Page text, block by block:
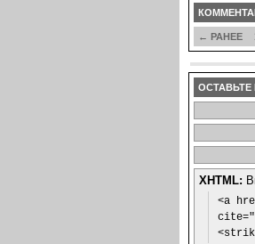
← РАНЕЕ
XHTML:
<a